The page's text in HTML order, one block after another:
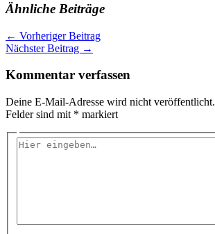
Ähnliche Beiträge
← Vorheriger Beitrag
Nächster Beitrag →
Kommentar verfassen
Deine E-Mail-Adresse wird nicht veröffentlicht.
Felder sind mit * markiert
Hier